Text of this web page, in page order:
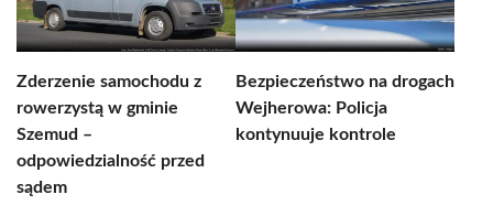
Zderzenie samochodu z
rowerzystą w gminie
Szemud –
odpowiedzialność przed
sądem
Bezpieczeństwo na drogach
Wejherowa: Policja
kontynuuje kontrole